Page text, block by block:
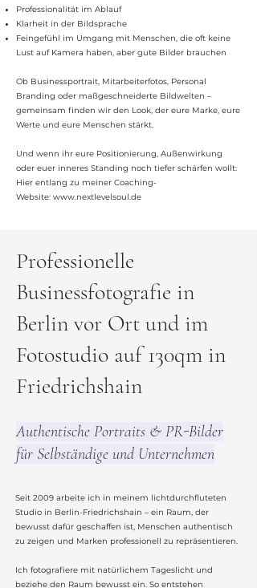
Professionalität im Ablauf
Klarheit in der Bildsprache
Feingefühl im Umgang mit Menschen, die oft keine
Lust auf Kamera haben, aber gute Bilder brauchen
Ob Businessportrait, Mitarbeiterfotos, Personal
Branding oder maßgeschneiderte Bildwelten –
gemeinsam finden wir den Look, der eure Marke, eure
Werte und eure Menschen stärkt.
Und wenn ihr eure Positionierung, Außenwirkung
oder euer inneres Standing noch tiefer schärfen wollt:
Hier entlang zu meiner Coaching-
Website: www.nextlevelsoul.de
Professionelle
Businessfotografie in
Berlin vor Ort und im
Fotostudio auf 130qm in
Friedrichshain
Authentische Portraits & PR-Bilder
für Selbständige und Unternehmen
Seit 2009 arbeite ich in meinem lichtdurchfluteten
Studio in Berlin-Friedrichshain – ein Raum, der
bewusst dafür geschaffen ist, Menschen authentisch
zu zeigen und Marken professionell zu repräsentieren.
Ich fotografiere mit natürlichem Tageslicht und
beziehe den Raum bewusst ein. So entstehen